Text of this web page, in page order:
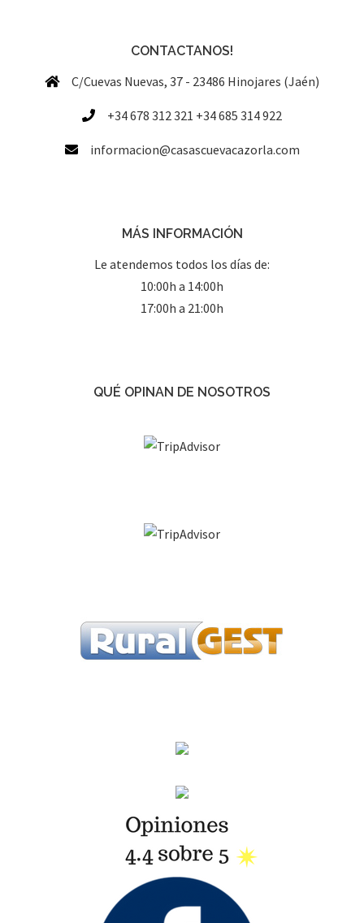
CONTACTANOS!
C/Cuevas Nuevas, 37 - 23486 Hinojares (Jaén)
+34 678 312 321 +34 685 314 922
informacion@casascuevacazorla.com
MÁS INFORMACIÓN
Le atendemos todos los días de:
10:00h a 14:00h
17:00h a 21:00h
QUÉ OPINAN DE NOSOTROS